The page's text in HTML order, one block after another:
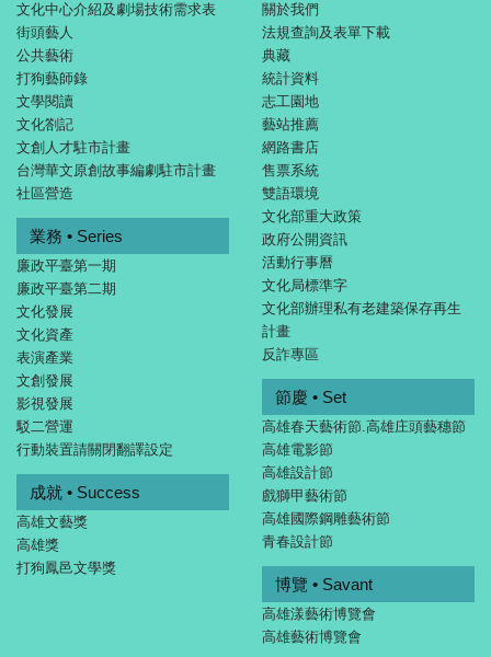
文化中心介紹及劇場技術需求表
街頭藝人
公共藝術
打狗藝師錄
文學閱讀
文化劄記
文創人才駐市計畫
台灣華文原創故事編劇駐市計畫
社區營造
關於我們
法規查詢及表單下載
典藏
統計資料
志工園地
藝站推薦
網路書店
售票系統
雙語環境
文化部重大政策
政府公開資訊
活動行事曆
文化局標準字
文化部辦理私有老建築保存再生
計畫
反詐專區
業務 • Series
廉政平臺第一期
廉政平臺第二期
文化發展
文化資產
表演產業
文創發展
影視發展
駁二營運
行動裝置請關閉翻譯設定
節慶 • Set
高雄春天藝術節.高雄庄頭藝穗節
高雄電影節
高雄設計節
戲獅甲藝術節
高雄國際鋼雕藝術節
青春設計節
成就 • Success
高雄文藝獎
高雄獎
打狗鳳邑文學獎
博覽 • Savant
高雄漾藝術博覽會
高雄藝術博覽會